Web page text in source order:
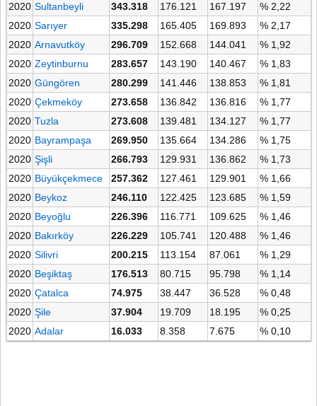
2020 Sultanbeyli 343.318 176.121 167.197
% 2,22
2020 Sarıyer 335.298 165.405 169.893
% 2,17
2020 Arnavutköy 296.709 152.668 144.041
% 1,92
2020 Zeytinburnu 283.657 143.190 140.467
% 1,83
2020 Güngören 280.299 141.446 138.853
% 1,81
2020 Çekmeköy 273.658 136.842 136.816
% 1,77
2020 Tuzla 273.608 139.481 134.127
% 1,77
2020 Bayrampaşa 269.950 135.664 134.286
% 1,75
2020 Şişli 266.793 129.931 136.862
% 1,73
2020 Büyükçekmece 257.362 127.461 129.901
% 1,66
2020 Beykoz 246.110 122.425 123.685
% 1,59
2020 Beyoğlu 226.396 116.771 109.625
% 1,46
2020 Bakırköy 226.229 105.741 120.488
% 1,46
2020 Silivri 200.215 113.154 87.061
% 1,29
2020 Beşiktaş 176.513 80.715 95.798
% 1,14
2020 Çatalca 74.975 38.447 36.528
% 0,48
2020 Şile 37.904 19.709 18.195
% 0,25
2020 Adalar 16.033 8.358 7.675 % 0,10